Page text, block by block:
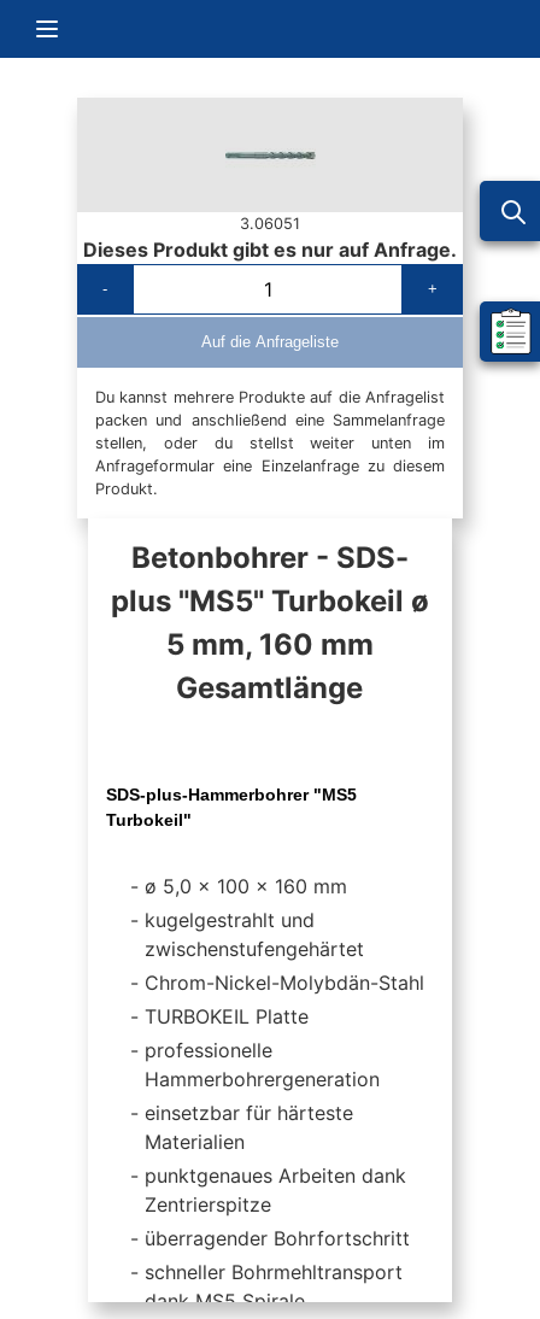
Navigation umschalten
Mein
3.06051
Dieses Produkt gibt es nur auf Anfrage.
- +
Auf die Anfrageliste
Du kannst mehrere Produkte auf die Anfragelist
packen und anschließend eine Sammelanfrage
stellen, oder du stellst weiter unten im
Anfrageformular eine Einzelanfrage zu diesem
Produkt.
Betonbohrer - SDS-
plus "MS5" Turbokeil ø
5 mm, 160 mm
Gesamtlänge
SDS-plus-Hammerbohrer "MS5
Turbokeil"
ø 5,0 x 100 x 160 mm
kugelgestrahlt und
zwischenstufengehärtet
Chrom-Nickel-Molybdän-Stahl
TURBOKEIL Platte
professionelle
Hammerbohrergeneration
einsetzbar für härteste
Materialien
punktgenaues Arbeiten dank
Zentrierspitze
überragender Bohrfortschritt
schneller Bohrmehltransport
dank MS5 Spirale